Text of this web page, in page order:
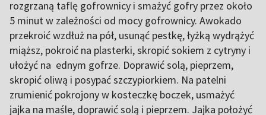
rozgrzaną taflę gofrownicy i smażyć gofry przez około
5 minut w zależności od mocy gofrownicy. Awokado
przekroić wzdłuż na pół, usunąć pestkę, łyżką wydrążyć
miąższ, pokroić na plasterki, skropić sokiem z cytryny i
ułożyć na ednym gofrze. Doprawić solą, pieprzem,
skropić oliwą i posypać szczypiorkiem. Na patelni
zrumienić pokrojony w kosteczkę boczek, usmażyć
jajka na maśle, doprawić solą i pieprzem. Jajka położyć